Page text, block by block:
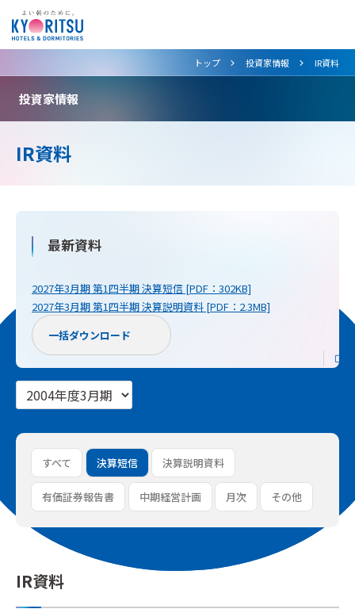
トップ >
投資家情報 >
IR資料
投資家情報
IR資料
最新資料
2027年3月期 第1四半期 決算短信 [PDF：302KB]
2027年3月期 第1四半期 決算説明資料 [PDF：2.3MB]
一括ダウンロード
すべて 決算短信 決算説明資料
有価証券報告書 中期経営計画 月次 その他
IR資料